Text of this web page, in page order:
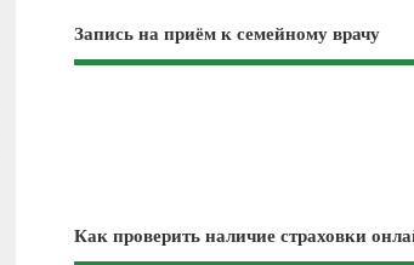
Запись на приём к семейному врачу
Как проверить наличие страховки